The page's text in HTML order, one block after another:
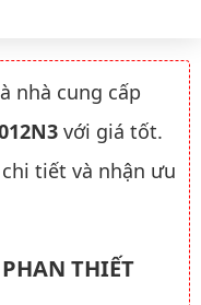
nhà cung cấp
với giá tốt.
tiết và nhận ưu
THIẾT